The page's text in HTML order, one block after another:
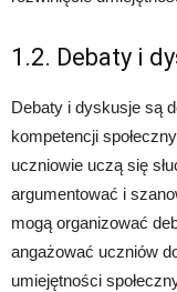
1.2. Debaty i
Debaty i dyskusje są
kompetencji
uczniowie uczą się
argumentować i
mogą organizować
angażować uczniów
umiejętności